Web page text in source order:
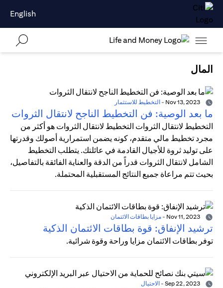
English
المال
- التخطيط للاستثمار
ما بعد الوصية: فن التخطيط الناجح لانتقال الثروات
التخطيط لانتقال الثروات التخطيط لانتقال الثروات هو أكثر من
مجرد تخطيط مالي متقدم، كونه يضمن استمرارية أصولك وقدرتها
على توليد ثروة للأجيال القادمة في عائلتك. يتطلب التخطيط
الشامل لانتقال الثروات قدراً من الدقة والعناية الفائقة بالتفاصيل،
بحيث تتم مراعاة جميع النتائج المستقبلية المحتملة.
- مزايا بطاقات الائتمان
ترشيد الإنفاق: قوة بطاقات الائتمان الذكية
توفر بطاقات الائتمان مزايا وراحة وقوة شرائية.
- الاحتيال